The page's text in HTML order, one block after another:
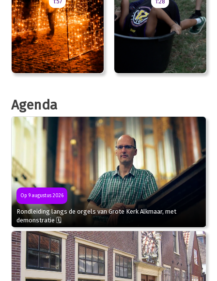
Agenda
Op 9 augustus 2026
Rondleiding langs de orgels van Grote Kerk Alkmaar, met
demonstratie 🗓